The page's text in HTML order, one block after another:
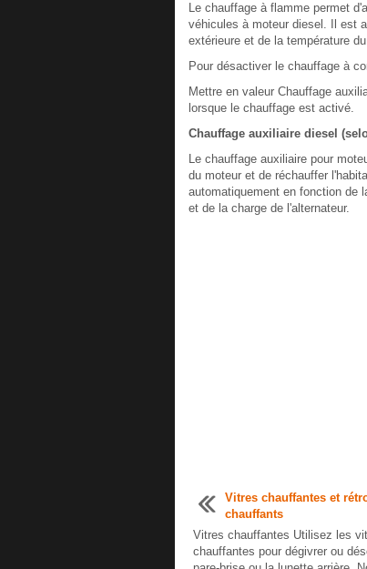
Le chauffage à flamme permet
véhicules à moteur diesel. Il est
extérieure et de la température
Pour désactiver le chauffage à
Mettre en valeur Chauffage
lorsque le chauffage est activé.
Chauffage auxiliaire diesel
Le chauffage auxiliaire pour
du moteur et de réchauffer
automatiquement en fonction de
et de la charge de l'alternateur.
Vitres chauffantes et
chauffants
Vitres chauffantes Utilisez les
chauffantes pour dégivrer ou